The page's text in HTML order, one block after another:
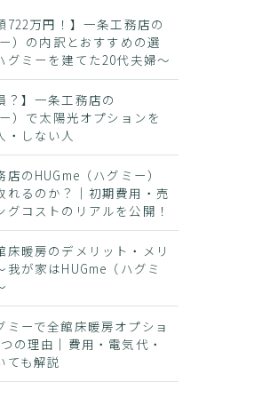
722万円！】一条工務店の
）の内訳とおすすめの選
グミーを建てた20代夫婦〜
？】一条工務店の
）で太陽光オプションを
・しない人
店のHUGme（ハグミー）
れるのか？｜初期費用・売
グコストのリアルを公開！
床暖房のデメリット・メリ
我が家はHUGme（ハグミ
ミーで全館床暖房オプショ
の理由｜費用・電気代・
ても解説